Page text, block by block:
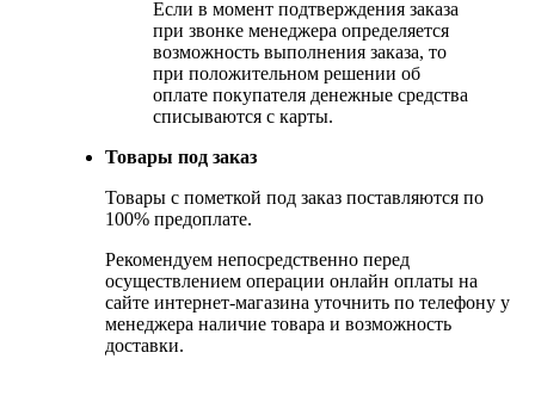
Если в момент подтверждения заказа
при звонке менеджера определяется
возможность выполнения заказа, то
при положительном решении об
оплате покупателя денежные средства
списываются с карты.
Товары под заказ
Товары с пометкой под заказ поставляются по
100% предоплате.
Рекомендуем непосредственно перед
осуществлением операции онлайн оплаты на
сайте интернет-магазина уточнить по телефону у
менеджера наличие товара и возможность
доставки.